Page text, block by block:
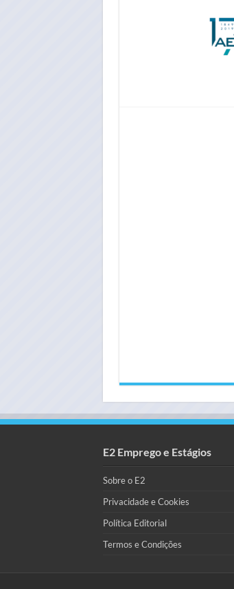
E2 Emprego e Estágios
Sobre o E2
Privacidade e Cookies
Política Editorial
Termos e Condições